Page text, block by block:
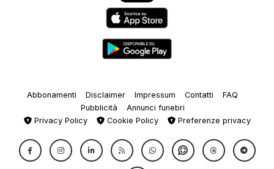
Abbonamenti Disclaimer Impressum Contatti
FAQ
Pubblicità
Annunci funebri
Privacy Policy
Cookie Policy Preferenze privacy